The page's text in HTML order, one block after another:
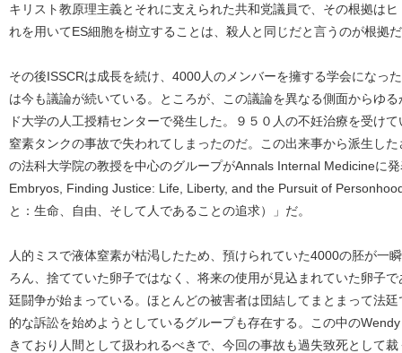
キリスト教原理主義とそれに支えられた共和党議員で、その根拠は
れを用いてES細胞を樹立することは、殺人と同じだと言うのが根拠
その後ISSCRは成長を続け、4000人のメンバーを擁する学会になっ
は今も議論が続いている。ところが、この議論を異なる側面からゆ
ド大学の人工授精センターで発生した。９５０人の不妊治療を受け
窒素タンクの事故で失われてしまったのだ。この出来事から派生し
の法科大学院の教授を中心のグループがAnnals Internal Medicineに
Embryos, Finding Justice: Life, Liberty, and the Pursuit of
と：生命、自由、そして人であることの追求）」だ。
人的ミスで液体窒素が枯渇したため、預けられていた4000の胚が一
ろん、捨てていた卵子ではなく、将来の使用が見込まれていた卵子
廷闘争が始まっている。ほとんどの被害者は団結してまとまって法
的な訴訟を始めようとしているグループも存在する。この中の
きており人間として扱われるべきで、今回の事故も過失致死として